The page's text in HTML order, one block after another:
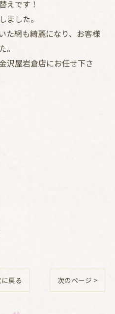
えです！
ました。
た網も綺麗になり、お客様
。
沢屋岩倉店にお任せ下さ
戻る 次のページ >